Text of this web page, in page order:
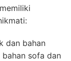
dan bahan
sofa dan